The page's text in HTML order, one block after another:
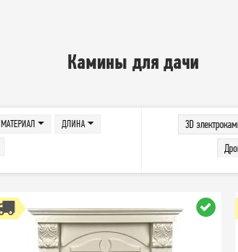
Камины для дачи
МАТЕРИАЛ
ДЛИНА
3D